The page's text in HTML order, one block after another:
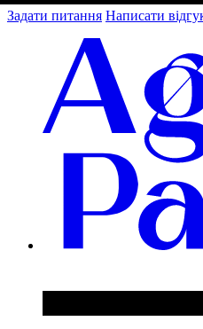
Задати питання Написати